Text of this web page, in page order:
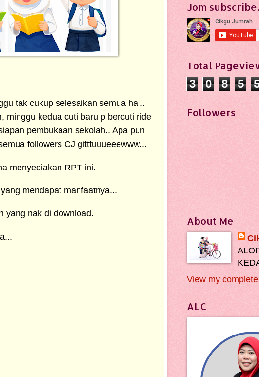
tak cukup selesaikan semua hal..
minggu kedua cuti baru p bercuti ride
pembukaan sekolah.. Apa pun
followers CJ gitttuuueeewww...
menyediakan RPT ini.
mendapat manfaatnya...
yang nak di download.
Jom
Total
3 0 8 5
Followers
About Me
View my
ALC